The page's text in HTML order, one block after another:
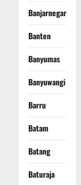
Banjarnegara
Banten
Banyumas
Banyuwangi
Barru
Batam
Batang
Baturaja